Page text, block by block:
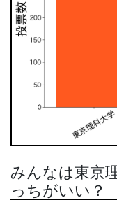
みんなは東京
っちがいい？